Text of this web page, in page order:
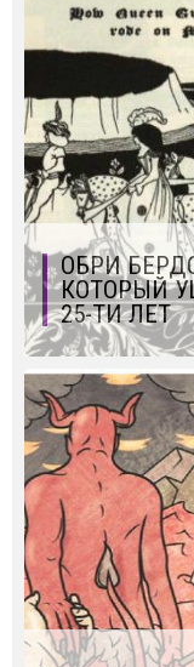
ОБРИ
КОТОРЫЙ
25-ТИ ЛЕТ